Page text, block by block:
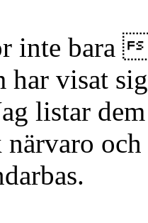
inte bara
har visat
listar
närvaro